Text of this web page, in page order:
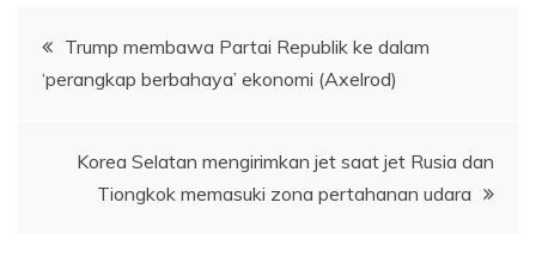
Navigasi
pos
Trump membawa Partai Republik ke dalam
‘perangkap berbahaya’ ekonomi (Axelrod)
Korea Selatan mengirimkan jet saat jet Rusia dan
Tiongkok memasuki zona pertahanan udara